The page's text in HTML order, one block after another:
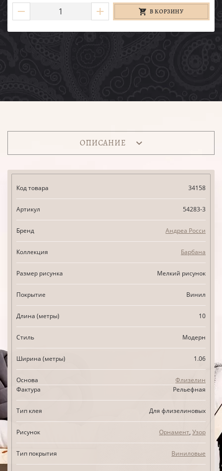
В КОРЗИНУ
ОПИСАНИЕ
Код товара 34158
Артикул 54283-3
Бренд Андреа Росси
Коллекция Барбана
Размер рисунка Мелкий рисунок
Покрытие Винил
Длина (метры) 10
Стиль Модерн
Ширина (метры) 1.06
Основа
Флизелин
Фактура
Рельефная
Тип клея Для флизелиновых
Рисунок Орнамент, Узор
Тип покрытия Виниловые